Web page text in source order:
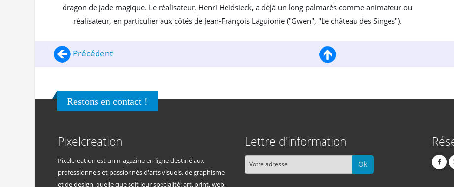
dragon de jade magique. Le réalisateur, Henri Heidsieck, a déjà un long palmarès comme animateur ou
réalisateur, en particulier aux côtés de Jean-François Laguionie ("Gwen", "Le château des Singes").
Précédent
Restons en contact !
Pixelcreation
Pixelcreation est un magazine en ligne destiné aux
professionnels et passionnés d'arts visuels, de graphisme
et de design, quelle que soit leur spécialité: art, print, web,
Lettre d'information
Ok